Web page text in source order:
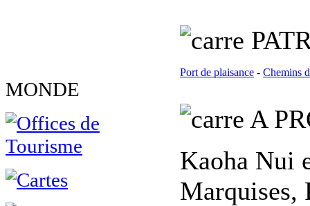
MONDE
Port de plaisance - Chemins
A
Kaoha Nui
Marquises,